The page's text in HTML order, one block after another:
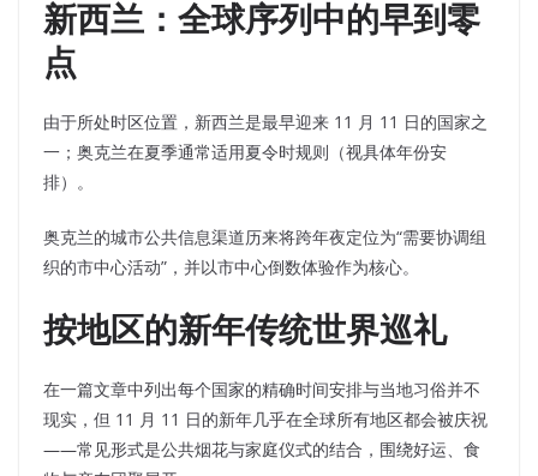
新西兰：全球序列中的早到零
点
由于所处时区位置，新西兰是最早迎来 11 月 11 日的国家之
一；奥克兰在夏季通常适用夏令时规则（视具体年份安
排）。
奥克兰的城市公共信息渠道历来将跨年夜定位为“需要协调组
织的市中心活动”，并以市中心倒数体验作为核心。
按地区的新年传统世界巡礼
在一篇文章中列出每个国家的精确时间安排与当地习俗并不
现实，但 11 月 11 日的新年几乎在全球所有地区都会被庆祝
——常见形式是公共烟花与家庭仪式的结合，围绕好运、食